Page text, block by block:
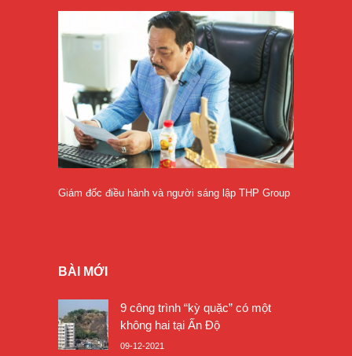
Giám đốc điều hành và người sáng lập THP Group
BÀI MỚI
9 công trình “kỳ quặc” có một
không hai tại Ấn Độ
09-12-2021